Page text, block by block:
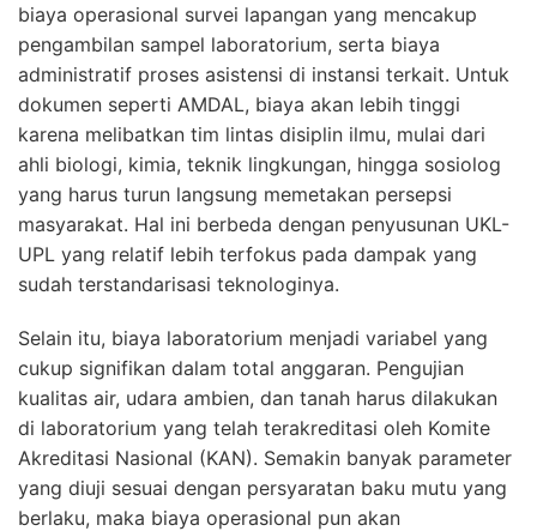
biaya operasional survei lapangan yang mencakup
pengambilan sampel laboratorium, serta biaya
administratif proses asistensi di instansi terkait. Untuk
dokumen seperti AMDAL, biaya akan lebih tinggi
karena melibatkan tim lintas disiplin ilmu, mulai dari
ahli biologi, kimia, teknik lingkungan, hingga sosiolog
yang harus turun langsung memetakan persepsi
masyarakat. Hal ini berbeda dengan penyusunan UKL-
UPL yang relatif lebih terfokus pada dampak yang
sudah terstandarisasi teknologinya.
Selain itu, biaya laboratorium menjadi variabel yang
cukup signifikan dalam total anggaran. Pengujian
kualitas air, udara ambien, dan tanah harus dilakukan
di laboratorium yang telah terakreditasi oleh Komite
Akreditasi Nasional (KAN). Semakin banyak parameter
yang diuji sesuai dengan persyaratan baku mutu yang
berlaku, maka biaya operasional pun akan